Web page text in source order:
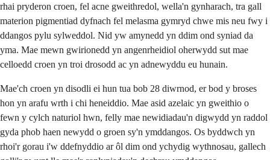
rhai pryderon croen, fel acne gweithredol, wella'n gynharach, tra gall
materion pigmentiad dyfnach fel melasma gymryd chwe mis neu fwy i
ddangos pylu sylweddol. Nid yw amynedd yn ddim ond syniad da
yma. Mae mewn gwirionedd yn angenrheidiol oherwydd sut mae
celloedd croen yn troi drosodd ac yn adnewyddu eu hunain.
Mae'ch croen yn disodli ei hun tua bob 28 diwrnod, er bod y broses
hon yn arafu wrth i chi heneiddio. Mae asid azelaic yn gweithio o
fewn y cylch naturiol hwn, felly mae newidiadau'n digwydd yn raddol
gyda phob haen newydd o groen sy'n ymddangos. Os byddwch yn
rhoi'r gorau i'w ddefnyddio ar ôl dim ond ychydig wythnosau, gallech